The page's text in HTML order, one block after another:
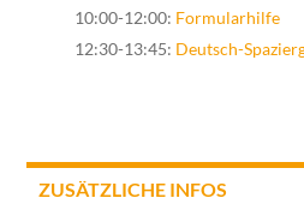
10:00-12:00: Formularhilfe
12:30-13:45: Deutsch-
ZUSÄTZLICHE INFOS